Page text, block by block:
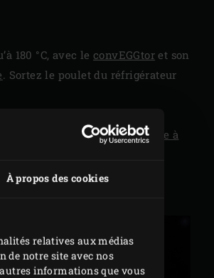
À propos des cookies
relatives aux médias
de notre site avec nos
informations que vous
180 °C, avec le convEGGtor et son
. Sortez le poulet du réfrigérateur
la sonde duthermomètre à
de le découper.